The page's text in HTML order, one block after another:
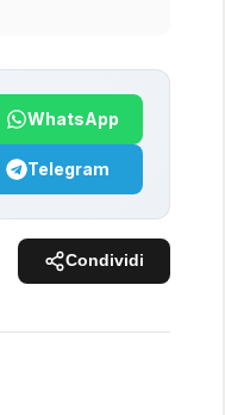
WhatsApp
Telegram
Condividi